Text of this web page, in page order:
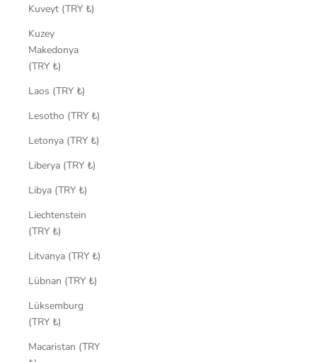
Kuveyt (TRY ₺)
Kuzey
Makedonya
(TRY ₺)
Laos (TRY ₺)
Lesotho (TRY ₺)
Letonya (TRY ₺)
Liberya (TRY ₺)
Libya (TRY ₺)
Liechtenstein
(TRY ₺)
Litvanya (TRY ₺)
Lübnan (TRY ₺)
Lüksemburg
(TRY ₺)
Macaristan (TRY